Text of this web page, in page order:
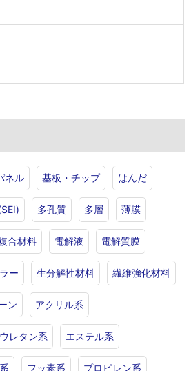
ネル 基板・チップ はんだ
多孔質 多層 薄膜
合材料 電解液 電解質膜
ー 生分解性材料 繊維強化材料
ン アクリル系
ウレタン系 エステル系
フッ素系 プロピレン系